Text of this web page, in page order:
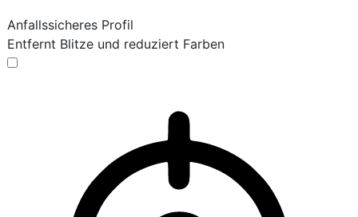
Anfallssicheres Profil
Entfernt Blitze und reduziert Farben